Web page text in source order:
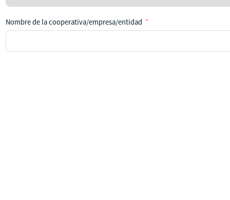
Nombre de la cooperativa/empresa/entidad